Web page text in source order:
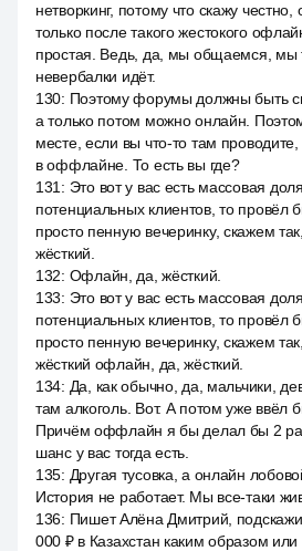
нетворкинг, потому что скажу
только после такого жестокого
простая. Ведь, да, мы общаемся, мы
невербалки идёт.
130: Поэтому форумы должны быть
а только потом можно онлайн.
месте, если вы что-то там
в оффлайне. То есть вы где?
131 : Это вот у вас есть массовая
потенциальных клиентов, то провёл
просто пенную вечеринку, скажем
жёсткий.
132: Офлайн, да, жёсткий.
133: Это вот у вас есть массовая
потенциальных клиентов, то провёл
просто пенную вечеринку, скажем
жёсткий офлайн, да, жёсткий.
134: Да, как обычно, да, мальчики,
там алкоголь. Вот. А потом уже ввёл
Причём оффлайн я бы делал бы 2
шанс у вас тогда есть.
135: Другая тусовка, а онлайн
История не работает. Мы все-таки
136: Пишет Алёна Дмитрий,
000 ₽ в Казахстан каким образом